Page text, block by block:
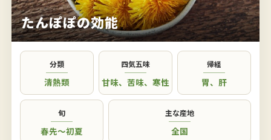
たんぽぽの効能
分類
清熱類
四気五味
甘味、 苦味、 寒性
帰経
胃、 肝
旬
春先〜初夏
主な産地
全国